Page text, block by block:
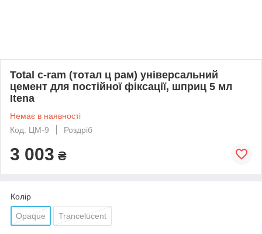
Total c-ram (тотал ц рам) універсальний
цемент для постійної фіксації, шприц 5 мл
Itena
Немає в наявності
Код: ЦМ-9
Роздріб
3 003 ₴
Колір
Opaque Trancelucent